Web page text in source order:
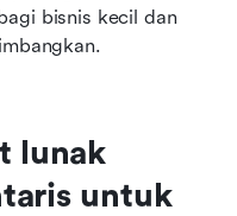
bisnis kecil dan
lunak
untuk